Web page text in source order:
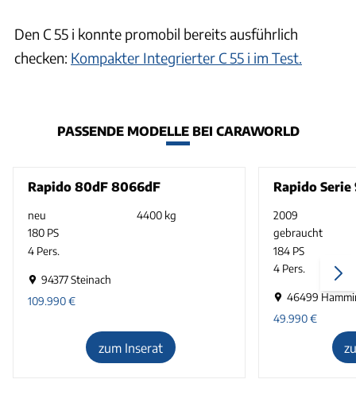
Den C 55 i konnte promobil bereits ausführlich
checken: Kompakter Integrierter C 55 i im Test.
PASSENDE MODELLE BEI CARAWORLD
Rapido 80dF 8066dF
neu
4400 kg
180 PS
4 Pers.
94377 Steinach
109.990€
zum Inserat
Rapido Serie
2009
gebraucht
184 PS
4 Pers.
46499
49.990€